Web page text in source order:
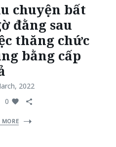
chuyện bất
đằng sau
thăng chức
bằng cấp
2022
0
MORE